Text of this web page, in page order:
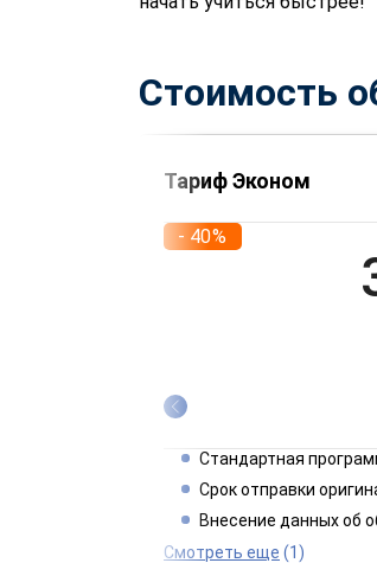
Стоимость
Тариф Эконом
- 40%
Стандартная
Срок отправки
Внесение данных об
Смотреть еще (1)